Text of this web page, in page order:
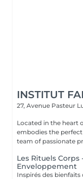
INSTITUT
27, Avenue Pasteur
Located in the heart
embodies the perfect
team of passionate
Les Rituels
Enveloppement